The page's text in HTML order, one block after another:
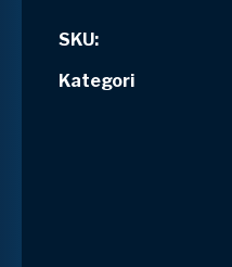
SKU:
Kategori